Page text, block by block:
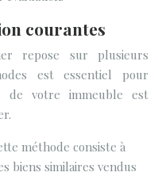
courantes
repose sur plusieurs
est essentiel pour
de votre immeuble est
méthode consiste à
biens similaires vendus